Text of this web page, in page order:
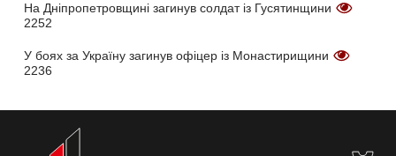
На Дніпропетровщині загинув солдат із Гусятинщини
2252
У боях за Україну загинув офіцер із Монастирищини
2236